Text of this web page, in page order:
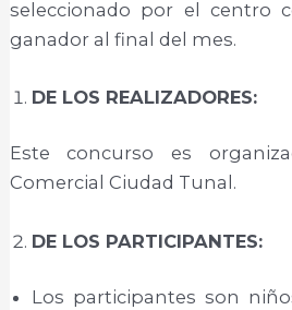
seleccionado por el centro
ganador al final del mes.
DE LOS REALIZADORES:
Este concurso es
Comercial Ciudad Tunal.
DE LOS PARTICIPANTES:
Los participantes son